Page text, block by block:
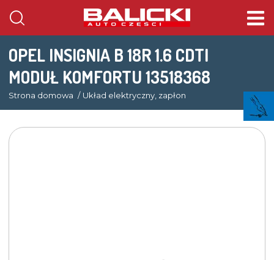
OPEL INSIGNIA B 18R 1.6 CDTI
MODUŁ KOMFORTU 13518368
Strona domowa Układ elektryczny, zapłon